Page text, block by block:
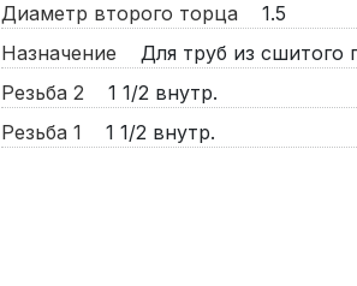
Диаметр второго торца
1.5
Назначение
Для труб из сшитого
Резьба 2
1 1/2 внутр.
Резьба 1
1 1/2 внутр.